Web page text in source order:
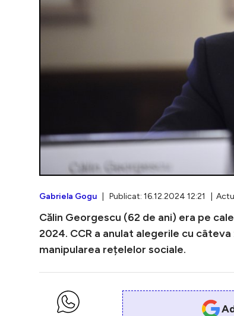
Gabriela Gogu | Publicat: 16.12.2024 12:21 |
Călin Georgescu (62 de ani) era pe
2024. CCR a anulat alegerile cu
manipularea rețelelor sociale.